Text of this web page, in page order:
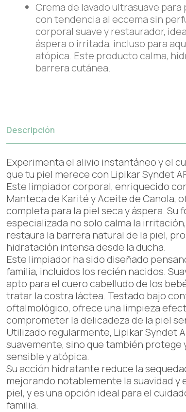
Crema de lavado ultrasuave
con tendencia al eccema sin
corporal suave y restaurador,
áspera o irritada, incluso para
atópica. Este producto calma,
barrera cutánea.
Descripción
Experimenta el alivio instantáneo y el
que tu piel merece con Lipikar Syndet
Este limpiador corporal, enriquecido
Manteca de Karité y Aceite de Canola,
completa para la piel seca y áspera. Su
especializada no solo calma la
restaura la barrera natural de la piel,
hidratación intensa desde la ducha.
Este limpiador ha sido diseñado
familia, incluidos los recién nacidos.
apto para el cuero cabelludo de los
tratar la costra láctea. Testado bajo
oftalmológico, ofrece una limpieza
comprometer la delicadeza de la piel
Utilizado regularmente, Lipikar Syndet
suavemente, sino que también protege
sensible y atópica.
Su acción hidratante reduce la
mejorando notablemente la suavidad y
piel, y es una opción ideal para el
familia.